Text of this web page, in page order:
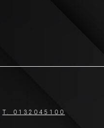
T. 0132045100